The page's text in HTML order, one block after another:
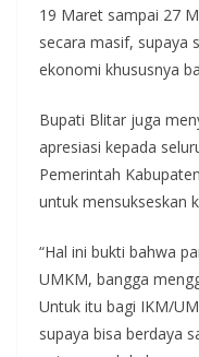
19 Maret sampai 27
secara masif, supaya
ekonomi khususnya
Bupati Blitar juga
apresiasi kepada
Pemerintah
untuk mensukseskan
“Hal ini bukti bahwa
UMKM, bangga
Untuk itu bagi IKM/
supaya bisa berdaya